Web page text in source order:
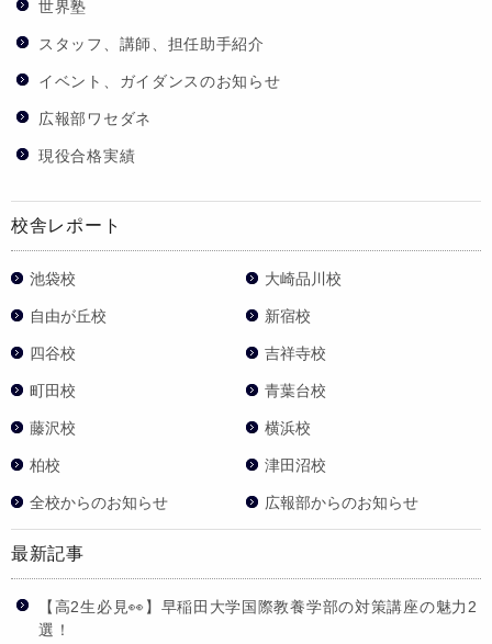
世界塾
スタッフ、講師、担任助手紹介
イベント、ガイダンスのお知らせ
広報部ワセダネ
現役合格実績
校舎レポート
池袋校 大崎品川校
自由が丘校 新宿校
四谷校 吉祥寺校
町田校 青葉台校
藤沢校 横浜校
柏校 津田沼校
全校からのお知らせ 広報部からのお知らせ
最新記事
【高2生必見👀】早稲田大学国際教養学部の対策講座の魅力2
選！